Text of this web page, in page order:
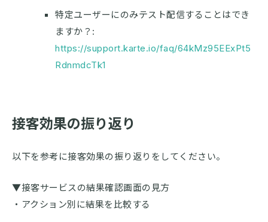
特定ユーザーにのみテスト配信することはでき
ますか？:
https://support.karte.io/faq/64kMz95EExPt5
RdnmdcTk1
接客効果の振り返り
以下を参考に接客効果の振り返りをしてください。
▼接客サービスの結果確認画面の見方
・アクション別に結果を比較する